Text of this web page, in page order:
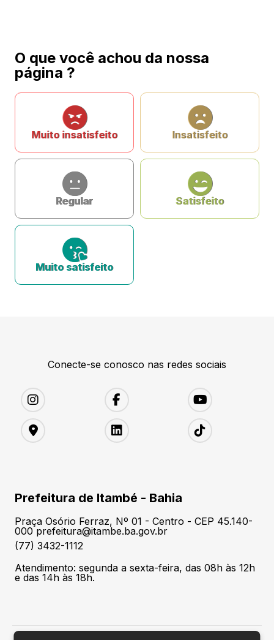
O que você achou da nossa
página ?
Muito insatisfeito Insatisfeito
Regular Satisfeito
Muito satisfeito
Conecte-se conosco nas redes sociais
Prefeitura de Itambé - Bahia
Praça Osório Ferraz, Nº 01 - Centro - CEP 45.140-
000 prefeitura@itambe.ba.gov.br
(77) 3432-1112
Atendimento: segunda a sexta-feira, das 08h às 12h
e das 14h às 18h.